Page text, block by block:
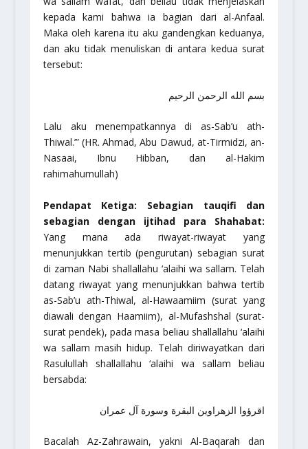
kepada kami bahwa ia bagian dari al-Anfaal.
Maka oleh karena itu aku gandengkan keduanya,
dan aku tidak menuliskan di antara kedua surat
tersebut:
بسم الله الرحمن الرحيم
Lalu aku menempatkannya di as-Sab’u ath-
Thiwal.’”(HR. Ahmad, Abu Dawud, at-Tirmidzi, an-
Nasaai, Ibnu Hibban, dan al-Hakim
rahimahumullah)
Pendapat Ketiga: Sebagian tauqifi dan
sebagian dengan ijtihad para Shahabat:
Yang mana ada riwayat-riwayat yang
menunjukkan tertib (pengurutan) sebagian surat
di zaman Nabi shallallahu ‘alaihi wa sallam. Telah
datang riwayat yang menunjukkan bahwa tertib
as-Sab’u ath-Thiwal, al-Hawaamiim (surat yang
diawali dengan Haamiim), al-Mufashshal (surat-
surat pendek), pada masa beliau shallallahu ‘alaihi
wa sallam masih hidup. Telah diriwayatkan dari
Rasulullah shallallahu ‘alaihi wa sallam beliau
bersabda:
اقرؤوا الزهراوين البقرة وسورة آل عمران
Bacalah Az-Zahrawain, yakni Al-Baqarah dan